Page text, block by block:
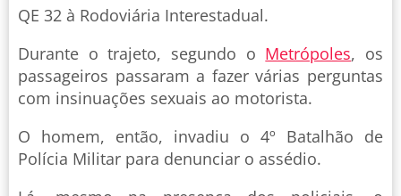
QE 32 à Rodoviária Interestadual.
Durante o trajeto, segundo o Metrópoles, os
passageiros passaram a fazer várias perguntas
com insinuações sexuais ao motorista.
O homem, então, invadiu o 4º Batalhão de
Polícia Militar para denunciar o assédio.